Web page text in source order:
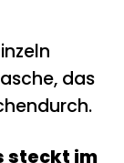
das
steckt im